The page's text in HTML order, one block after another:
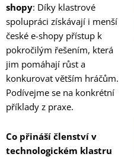
shopy: Díky klastrové
spolupráci získávají i menší
české e-shopy přístup k
pokročilým řešením, která
jim pomáhají růst a
konkurovat větším hráčům.
Podívejme se na konkrétní
příklady z praxe.
Co přináší členství v
technologickém klastru